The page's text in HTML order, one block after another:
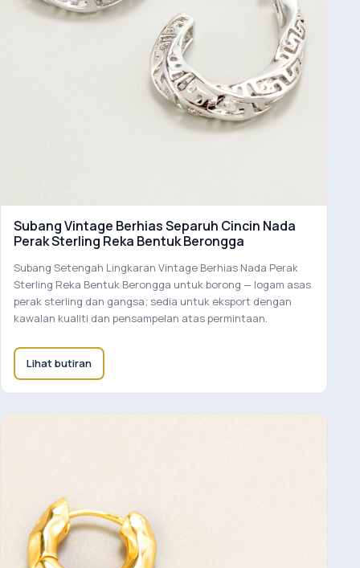
Subang Vintage Berhias Separuh Cincin Nada
Perak Sterling Reka Bentuk Berongga
Subang Setengah Lingkaran Vintage Berhias Nada Perak
Sterling Reka Bentuk Berongga untuk borong — logam asas
perak sterling dan gangsa; sedia untuk eksport dengan
kawalan kualiti dan pensampelan atas permintaan.
Lihat butiran